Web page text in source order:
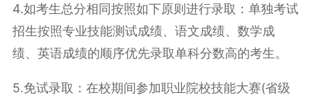
4.如考生总分相同按照如下原则进行录取：单独考试
招生按照专业技能测试成绩、语文成绩、数学成
绩、英语成绩的顺序优先录取单科分数高的考生。
5.免试录取：在校期间参加职业院校技能大赛(省级